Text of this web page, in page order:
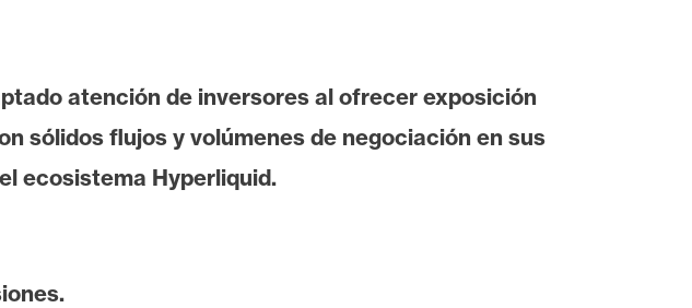
atención de inversores al ofrecer exposición
sólidos flujos y volúmenes de negociación en sus
ecosistema Hyperliquid.